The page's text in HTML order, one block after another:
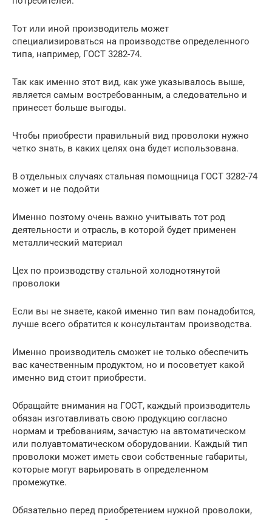
Тот или иной производитель может
специализироваться на производстве определенного
типа, например, ГОСТ 3282-74.
Так как именно этот вид, как уже указывалось выше,
является самым востребованным, а следовательно и
принесет больше выгоды.
Чтобы приобрести правильный вид проволоки нужно
четко знать, в каких целях она будет использована.
В отдельных случаях стальная помощница ГОСТ 3282-74
может и не подойти
Именно поэтому очень важно учитывать тот род
деятельности и отрасль, в которой будет применен
металлический материал
Цех по производству стальной холоднотянутой
проволоки
Если вы не знаете, какой именно тип вам понадобится,
лучше всего обратится к консультантам производства.
Именно производитель сможет не только обеспечить
вас качественным продуктом, но и посоветует какой
именно вид стоит приобрести.
Обращайте внимания на ГОСТ, каждый производитель
обязан изготавливать свою продукцию согласно
нормам и требованиям, зачастую на автоматическом
или полуавтоматическом оборудовании. Каждый тип
проволоки может иметь свои собственные габариты,
которые могут варьировать в определенном
промежутке.
Обязательно перед приобретением нужной проволоки,